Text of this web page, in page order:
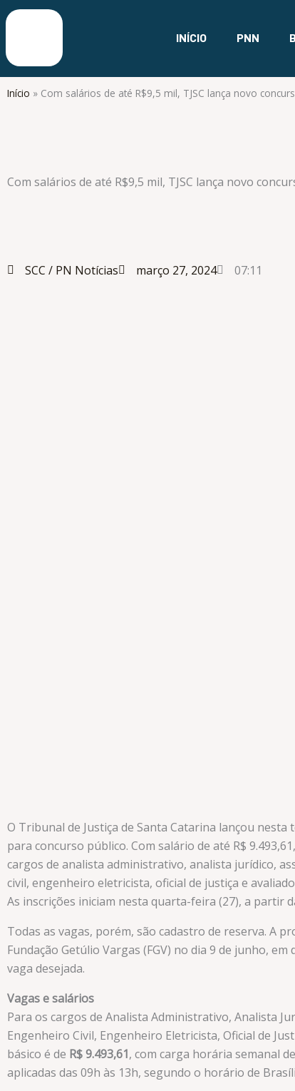
para
conteúdo
INÍCIO PNN
Início » Com salários de até R$9,5 mil, TJSC lança novo
Com salários de até R$9,5 mil, TJSC lança novo
SCC / PN Notícias março 27, 2024 07:11
O Tribunal de Justiça de Santa Catarina lançou
para concurso público. Com salário de até R$
cargos de analista administrativo, analista jurídico,
civil, engenheiro eletricista, oficial de justiça e
As inscrições iniciam nesta quarta-feira (27), a partir
Todas as vagas, porém, são cadastro de reserva. A
Fundação Getúlio Vargas (FGV) no dia 9 de junho,
vaga desejada.
Vagas e salários
Para os cargos de Analista Administrativo, Analista
Engenheiro Civil, Engenheiro Eletricista, Oficial de
básico é de R$ 9.493,61, com carga horária semanal
aplicadas das 09h às 13h, segundo o horário de